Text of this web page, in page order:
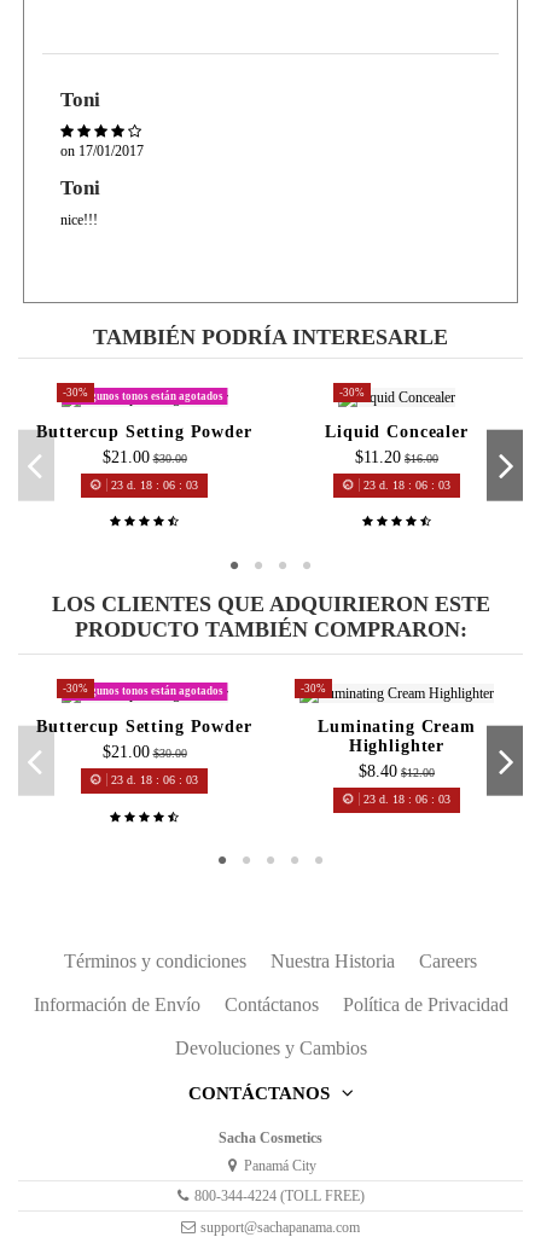
Toni
on 17/01/2017
Toni
nice!!!
TAMBIÉN PODRÍA INTERESARLE
-30%Algunos tonos están agotados
Buttercup Setting Powder
$21.00 $30.00
23 d. 18 :06 :02
-30%
Liquid Concealer
$11.20 $16.00
23 d. 18 :06 :02
LOS CLIENTES QUE ADQUIRIERON ESTE
PRODUCTO TAMBIÉN COMPRARON:
-30%Algunos tonos están agotados
Buttercup Setting Powder
$21.00 $30.00
23 d. 18 :06 :02
-30%
Luminating Cream
Highlighter
$8.40 $12.00
23 d. 18 :06 :02
Términos y condiciones Nuestra Historia Careers
Información de Envío Contáctanos Política de Privacidad
Devoluciones y Cambios
CONTÁCTANOS
Sacha Cosmetics
Panamá City
800-344-4224 (TOLL FREE)
support@sachapanama.com